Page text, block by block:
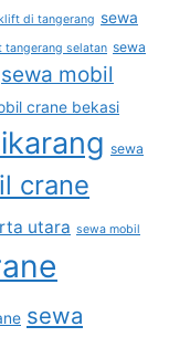
di tangerang sewa
selatan sewa
sewa mobil
crane bekasi
sewa
crane
utara sewa mobil
sewa